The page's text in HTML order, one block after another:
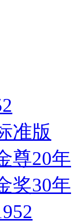
准版
尊20年
奖30年